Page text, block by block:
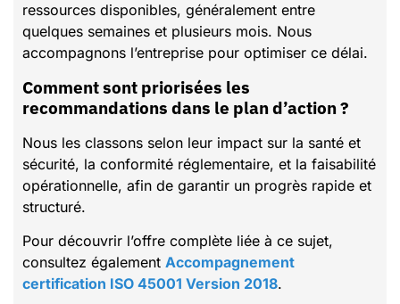
ressources disponibles, généralement entre
quelques semaines et plusieurs mois. Nous
accompagnons l’entreprise pour optimiser ce délai.
Comment sont priorisées les
recommandations dans le plan d’action ?
Nous les classons selon leur impact sur la santé et
sécurité, la conformité réglementaire, et la faisabilité
opérationnelle, afin de garantir un progrès rapide et
structuré.
Pour découvrir l’offre complète liée à ce sujet,
consultez également Accompagnement
certification ISO 45001 Version 2018.